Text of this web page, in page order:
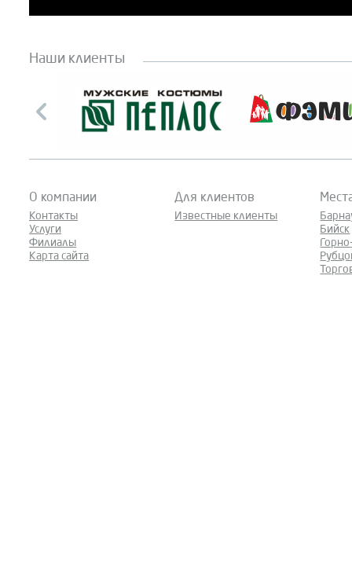
Наши клиенты
О компании
Контакты
Услуги
Филиалы
Карта сайта
Для клиентов
Известные клиенты
Бийск